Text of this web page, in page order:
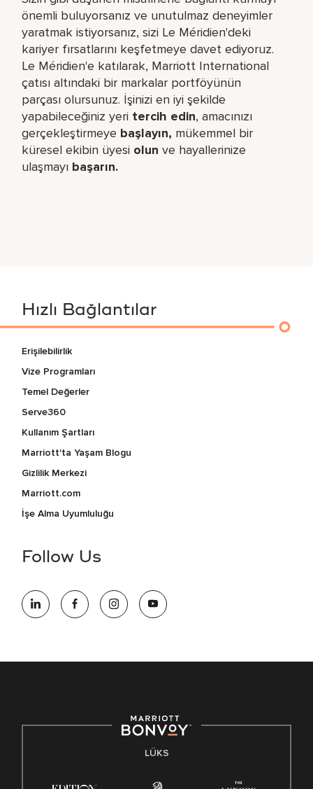
önemli buluyorsanız ve unutulmaz deneyimler
yaratmak istiyorsanız, sizi Le Méridien'deki
kariyer fırsatlarını keşfetmeye davet ediyoruz.
Le Méridien'e katılarak, Marriott International
çatısı altındaki bir markalar portföyünün
parçası olursunuz. İşinizi en iyi şekilde
yapabileceğiniz yeri​ tercih edin, amacınızı
gerçekleştirmeye başlayın, mükemmel bir
küresel​ ekibin üyesi olun ve hayallerinize
ulaşmayı başarın.
Hızlı Bağlantılar
Erişilebilirlik
Vize Programları
Temel Değerler
Serve360
Kullanım Şartları
Marriott'ta Yaşam Blogu
Gizlilik Merkezi
Marriott.com
İşe Alma Uyumluluğu
Follow Us
LÜKS